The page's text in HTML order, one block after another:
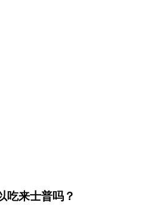
吃来士普吗？